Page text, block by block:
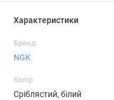
Характеристики
Бренд
NGK
Колір
Сріблястий, білий